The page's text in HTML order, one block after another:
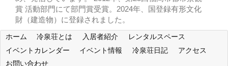
賞 活動部門にて部門賞受賞。2024年、国登録有形文化
財（建造物）に登録されました。
ホーム 冷泉荘とは 入居者紹介
レンタルスペース
イベントカレンダー
イベント情報 冷泉荘日記
アクセス
お問い合わせ